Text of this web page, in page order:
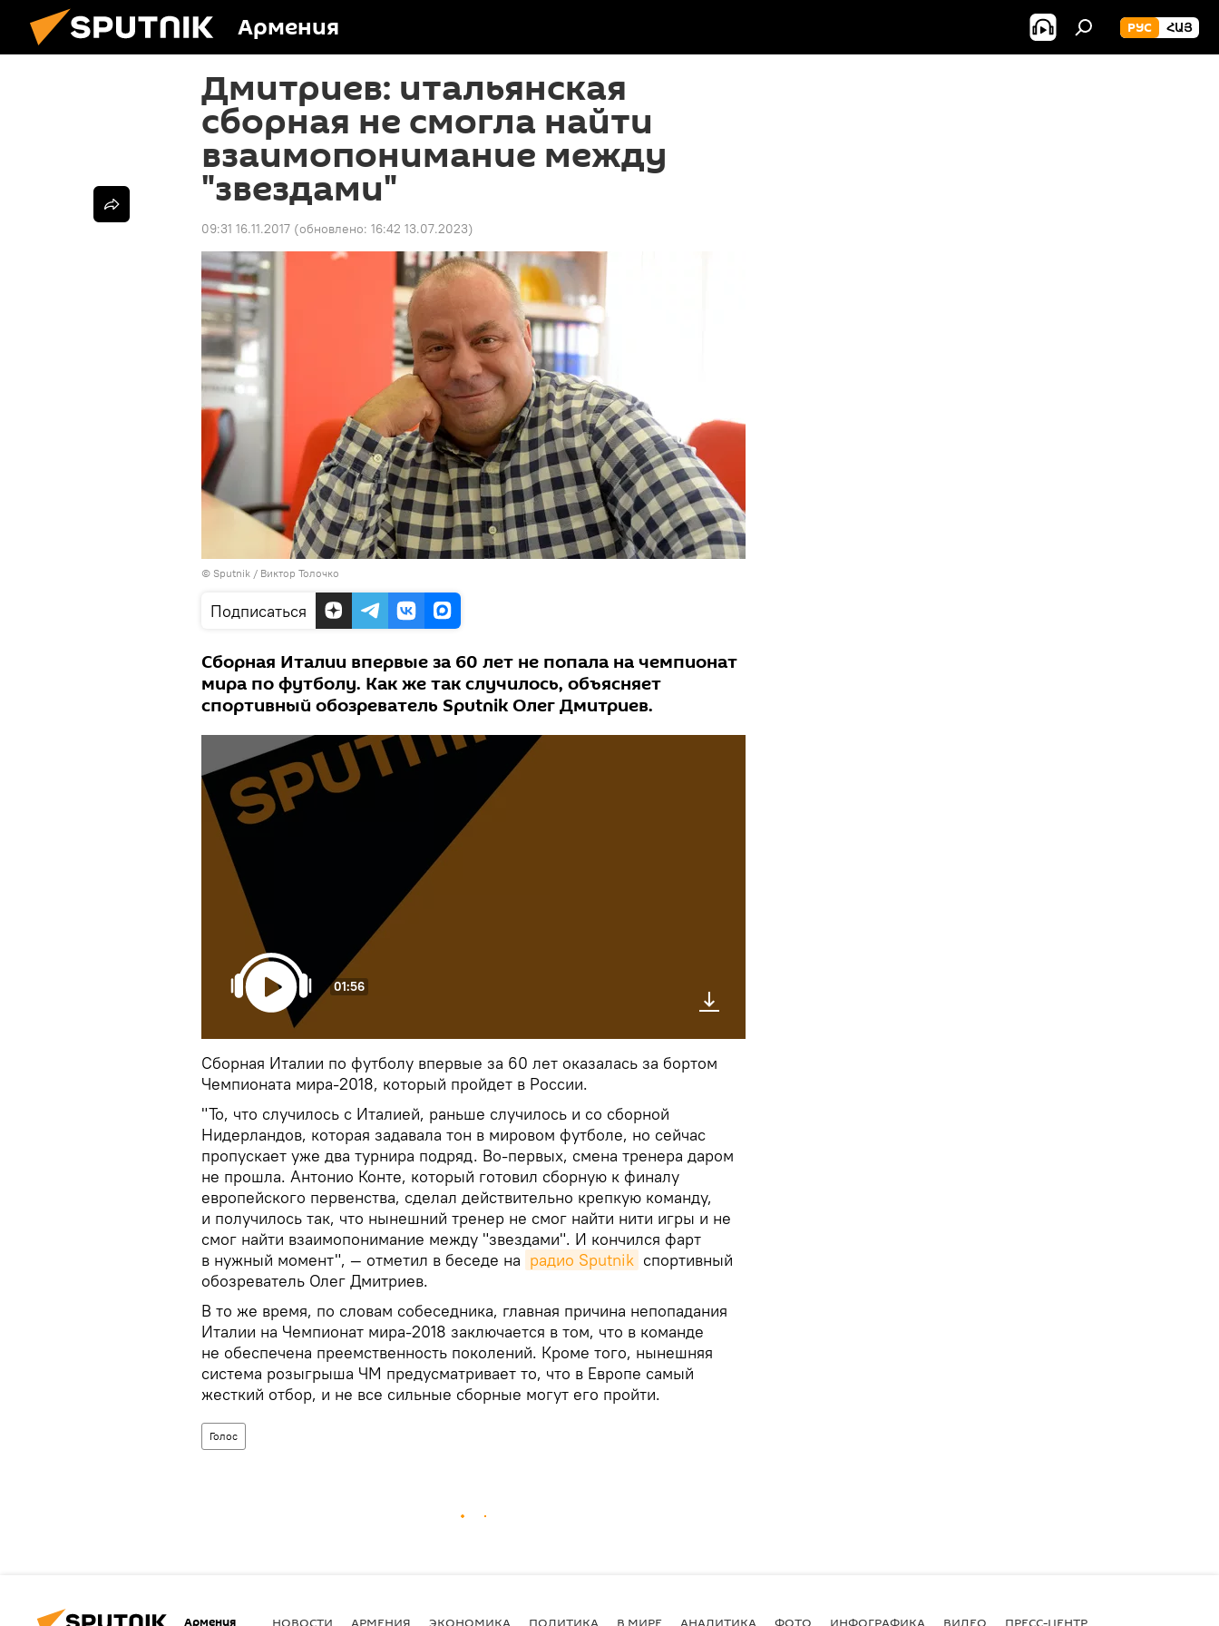
Армения РУС ՀԱՅ
Дмитриев: итальянская
сборная не смогла найти
взаимопонимание между
"звездами"
09:31 16.11.2017 (обновлено: 16:42 13.07.2023)
© Sputnik / Виктор Толочко
Подписаться
Сборная Италии впервые за 60 лет не попала на чемпионат
мира по футболу. Как же так случилось, объясняет
спортивный обозреватель Sputnik Олег Дмитриев.
01:56
Сборная Италии по футболу впервые за 60 лет оказалась за бортом
Чемпионата мира-2018, который пройдет в России.
"То, что случилось с Италией, раньше случилось и со сборной
Нидерландов, которая задавала тон в мировом футболе, но сейчас
пропускает уже два турнира подряд. Во-первых, смена тренера даром
не прошла. Антонио Конте, который готовил сборную к финалу
европейского первенства, сделал действительно крепкую команду,
и получилось так, что нынешний тренер не смог найти нити игры и не
смог найти взаимопонимание между "звездами". И кончился фарт
в нужный момент", — отметил в беседе на радио Sputnik спортивный
обозреватель Олег Дмитриев.
В то же время, по словам собеседника, главная причина непопадания
Италии на Чемпионат мира-2018 заключается в том, что в команде
не обеспечена преемственность поколений. Кроме того, нынешняя
система розыгрыша ЧМ предусматривает то, что в Европе самый
жесткий отбор, и не все сильные сборные могут его пройти.
Голос
Армения НОВОСТИ АРМЕНИЯ ЭКОНОМИКА ПОЛИТИКА В МИРЕ АНАЛИТИКА ФОТО ИНФОГРАФИКА ВИДЕО ПРЕСС-ЦЕНТР